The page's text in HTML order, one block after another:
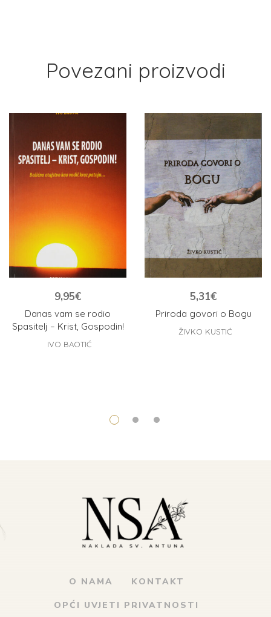
Povezani proizvodi
Danas vam se rodio
Spasitelj – Krist, Gospodin!
9,95€
IVO BAOTIĆ
Priroda govori o Bogu
5,31€
ŽIVKO KUSTIĆ
O NAMA KONTAKT
OPĆI UVJETI PRIVATNOSTI